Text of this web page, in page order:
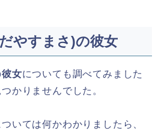
やすまさ)の彼女
彼女についても調べてみました
かりませんでした。
ついては何かわかりましたら、